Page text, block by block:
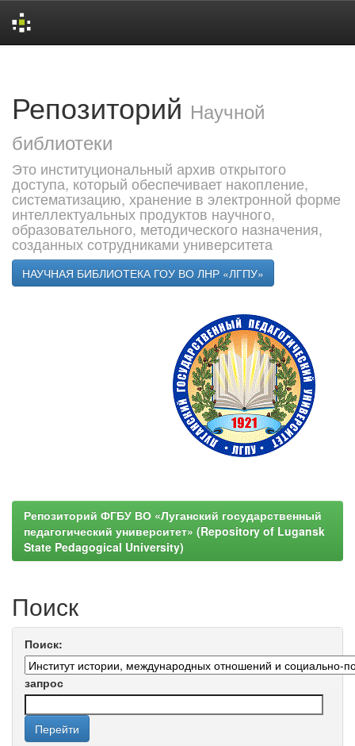
Репозиторий Научной
библиотеки
Это институциональный архив открытого
доступа, который обеспечивает накопление,
систематизацию, хранение в электронной форме
интеллектуальных продуктов научного,
образовательного, методического назначения,
созданных сотрудниками университета
НАУЧНАЯ БИБЛИОТЕКА ГОУ ВО ЛНР «ЛГПУ»
Репозиторий ФГБУ ВО «Луганский государственный
педагогический университет» (Repository of Lugansk
State Pedagogical University)
Поиск
Поиск:
запрос